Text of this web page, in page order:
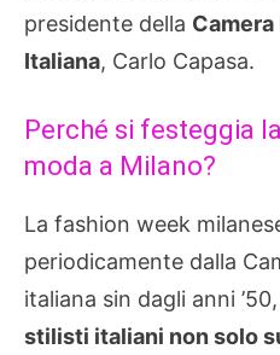
presidente della
Italiana, Carlo Capasa.
Perché si festeggia
moda a Milano?
La fashion week
periodicamente dalla
italiana sin dagli anni
stilisti italiani non solo